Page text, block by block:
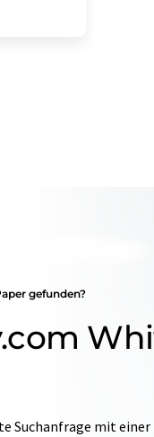
gefunden?
Suchanfrage mit einer